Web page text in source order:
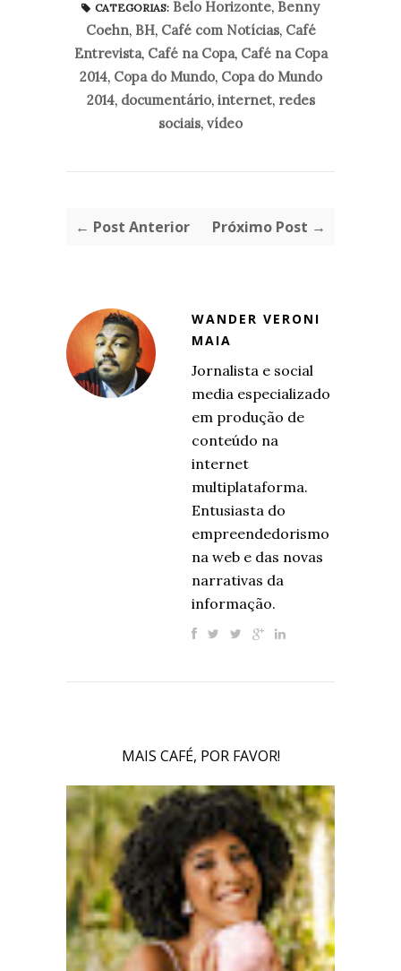
CATEGORIAS: Belo Horizonte, Benny
Coehn, BH, Café com Notícias, Café
Entrevista, Café na Copa, Café na Copa
2014, Copa do Mundo, Copa do Mundo
2014, documentário, internet, redes
sociais, vídeo
← Post Anterior Próximo Post →
WANDER VERONI
MAIA
Jornalista e social
media especializado
em produção de
conteúdo na
internet
multiplataforma.
Entusiasta do
empreendedorismo
na web e das novas
narrativas da
informação.
MAIS CAFÉ, POR FAVOR!